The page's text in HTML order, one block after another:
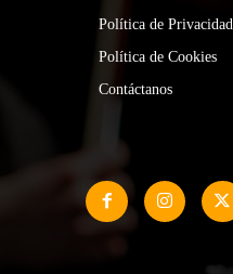
Política de Privacidad
Política de Cookies
Contáctanos